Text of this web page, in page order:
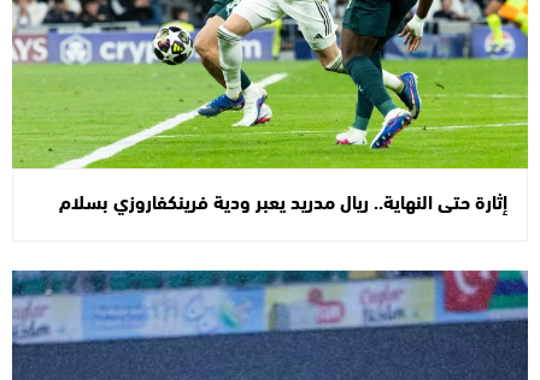
إثارة حتى النهاية.. ريال مدريد يعبر ودية فرينكفاروزي بسلام